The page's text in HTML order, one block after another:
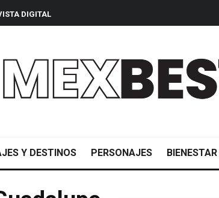
DIGITAL
Y DESTINOS PERSONAJES BIENESTAR